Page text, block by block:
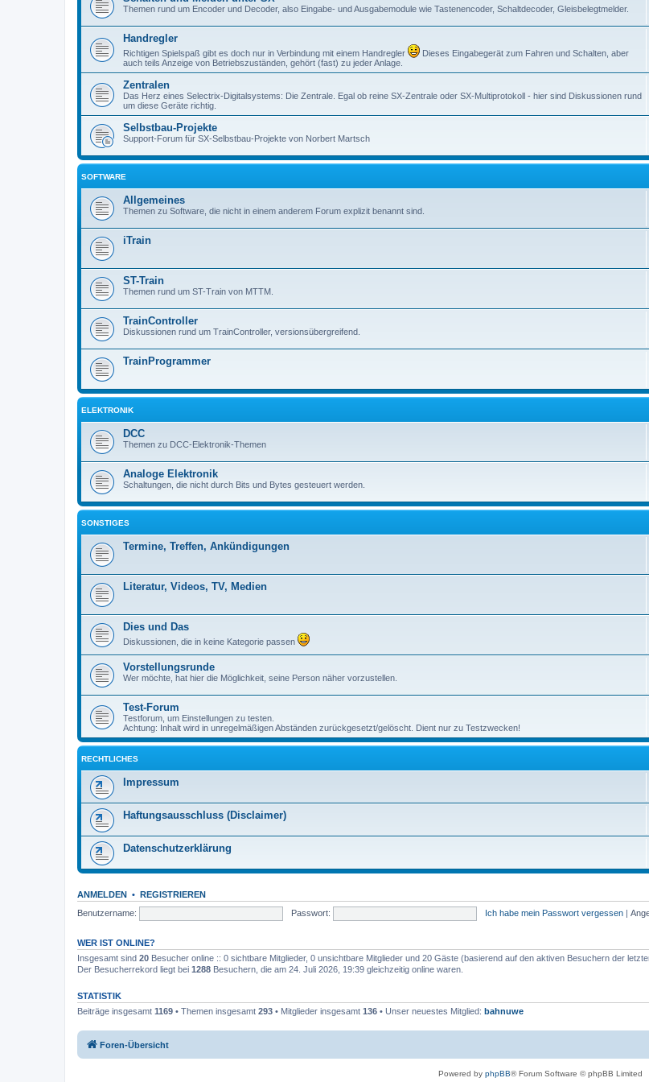
Themen rund um Encoder und Decoder, also Eingabe- und Ausgabemodule wie Tastenencoder, Schaltdecoder, Gleisbelegtmelder.
Handregler
Richtigen Spielspaß gibt es doch nur in Verbindung mit einem Handregler
Dieses Eingabegerät zum Fahren und Schalten, aber
auch teils Anzeige von Betriebszuständen, gehört (fast) zu jeder Anlage.
Zentralen
Das Herz eines Selectrix-Digitalsystems: Die Zentrale. Egal ob reine SX-Zentrale oder SX-Multiprotokoll - hier sind Diskussionen rund
um diese Geräte richtig.
Selbstbau-Projekte
Support-Forum für SX-Selbstbau-Projekte von Norbert Martsch
SOFTWARE
Allgemeines
Themen zu Software, die nicht in einem anderem Forum explizit benannt sind.
iTrain
ST-Train
Themen rund um ST-Train von MTTM.
TrainController
Diskussionen rund um TrainController, versionsübergreifend.
TrainProgrammer
ELEKTRONIK
DCC
Themen zu DCC-Elektronik-Themen
Analoge Elektronik
Schaltungen, die nicht durch Bits und Bytes gesteuert werden.
SONSTIGES
Termine, Treffen, Ankündigungen
Literatur, Videos, TV, Medien
Dies und Das
Diskussionen, die in keine Kategorie passen
Vorstellungsrunde
Wer möchte, hat hier die Möglichkeit, seine Person näher vorzustellen.
Test-Forum
Testforum, um Einstellungen zu testen.
Achtung: Inhalt wird in unregelmäßigen Abständen zurückgesetzt/gelöscht. Dient nur zu Testzwecken!
RECHTLICHES
Impressum
Haftungsausschluss (Disclaimer)
Datenschutzerklärung
ANMELDEN • REGISTRIEREN
Benutzername:
Passwort: Ich habe mein Passwort vergessen |
WER IST ONLINE?
Insgesamt sind 20 Besucher online :: 0 sichtbare Mitglieder, 0 unsichtbare Mitglieder und 20 Gäste (basierend auf den aktiven Besuchern der
Der Besucherrekord liegt bei 1288 Besuchern, die am 24. Juli 2026, 19:39 gleichzeitig online waren.
STATISTIK
Beiträge insgesamt 1169 • Themen insgesamt 293 • Mitglieder insgesamt 136 • Unser neuestes Mitglied: bahnuwe
Foren-Übersicht
Powered by phpBB® Forum Software © phpBB Limited